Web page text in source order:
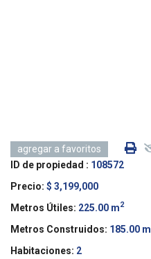
agregar a favoritos
ID de propiedad : 108572
Precio: $ 3,199,000
Metros Útiles: 225.00 m2
Metros Construidos: 185.00 m
Habitaciones: 2